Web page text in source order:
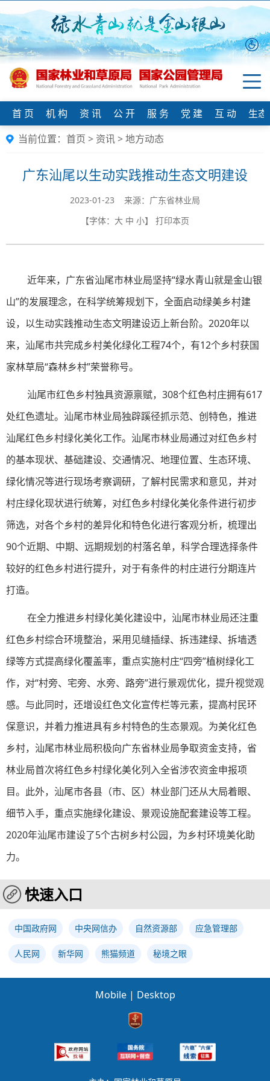
首 页 机 构 资 讯 公 开 服 务 党 建 互 动
生
当前位置： 首页 > 资讯>地方动态
广东汕尾以生动实践推动生态文明建设
2023-01-23 来源：​广东省林业局
【字体： 大 中 小】 打印本页
近年来，广东省汕尾市林业局坚持“绿水青山就是金山银
山”的发展理念，在科学统筹规划下，全面启动绿美乡村建
设，以生动实践推动生态文明建设迈上新台阶。2020年以
来，汕尾市共完成乡村美化绿化工程74个，有12个乡村获国
家林草局“森林乡村”荣誉称号。
汕尾市红色乡村独具资源禀赋，308个红色村庄拥有617
处红色遗址。汕尾市林业局独辟蹊径抓示范、创特色，推进
汕尾红色乡村绿化美化工作。汕尾市林业局通过对红色乡村
的基本现状、基础建设、交通情况、地理位置、生态环境、
绿化情况等进行现场考察调研，了解村民需求和意见，并对
村庄绿化现状进行统筹，对红色乡村绿化美化条件进行初步
筛选，对各个乡村的差异化和特色化进行客观分析，梳理出
90个近期、中期、远期规划的村落名单，科学合理选择条件
较好的红色乡村进行提升，对于有条件的村庄进行分期连片
打造。
在全力推进乡村绿化美化建设中，汕尾市林业局还注重
红色乡村综合环境整治，采用见缝插绿、拆违建绿、拆墙透
绿等方式提高绿化覆盖率，重点实施村庄“四旁”植树绿化工
作，对“村旁、宅旁、水旁、路旁”进行景观优化，提升视觉观
感。与此同时，还增设红色文化宣传栏等元素，提高村民环
保意识，并着力推进具有乡村特色的生态景观。为美化红色
乡村，汕尾市林业局积极向广东省林业局争取资金支持，省
林业局首次将红色乡村绿化美化列入全省涉农资金申报项
目。此外，汕尾市各县（市、区）林业部门还从大局着眼、
细节入手，重点实施绿化建设、景观设施配套建设等工程。
2020年汕尾市建设了5个古树乡村公园，为乡村环境美化助
力。
快速入口
中国政府网 中央网信办 自然资源部 应急管理部
人民网 新华网 熊猫频道 秘境之眼
Mobile | Desktop